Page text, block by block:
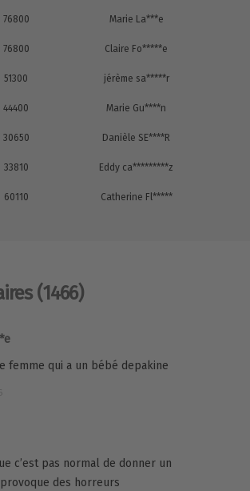
76800 Marie La***e
76800 Claire Fo*****e
51300 jérème sa*****r
44400 Marie Gu****n
30650 Danièle SE****R
33810 Eddy ca*********z
60110 Catherine Fl*****
(1466)
femme qui a un bébé depakine
c’est pas normal de donner un
des horreurs